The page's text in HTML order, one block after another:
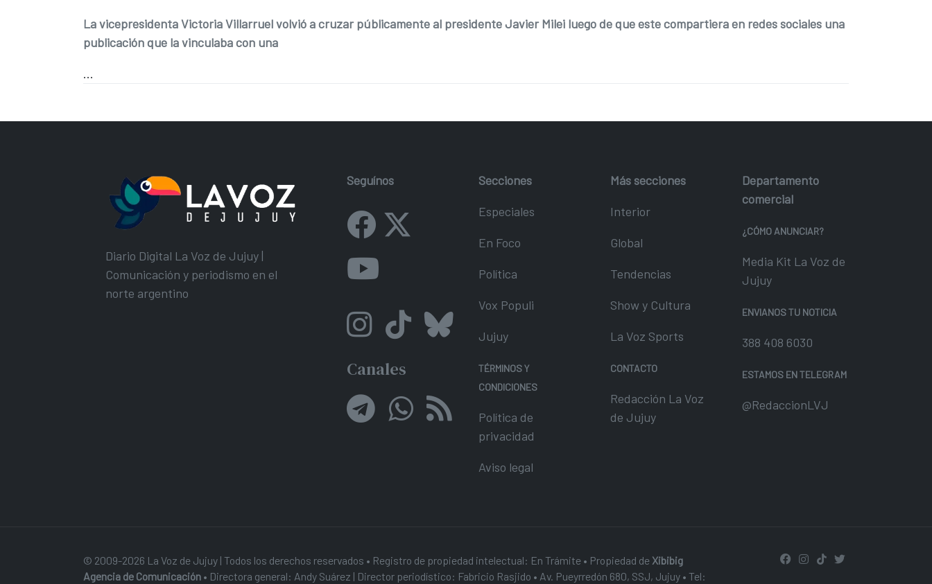
La vicepresidenta Victoria Villarruel volvió a cruzar públicamente al presidente Javier Milei luego de que este compartiera en redes sociales una
publicación que la vinculaba con una
...
Diario Digital La Voz de Jujuy |
Comunicación y periodismo en el
norte argentino
Seguínos
Canales
Secciones
Especiales
En Foco
Política
Vox Populi
Jujuy
TÉRMINOS Y
CONDICIONES
Política de
privacidad
Aviso legal
Más secciones
Interior
Global
Tendencias
Show y Cultura
La Voz Sports
CONTACTO
Redacción La Voz
de Jujuy
Departamento
comercial
¿CÓMO ANUNCIAR?
Media Kit La Voz de
Jujuy
ENVIANOS TU NOTICIA
388 408 6030
ESTAMOS EN TELEGRAM
@RedaccionLVJ
© 2009-2026 La Voz de Jujuy | Todos los derechos reservados • Registro de propiedad intelectual: En Trámite • Propiedad de Xibibig
Agencia de Comunicación • Directora general: Andy Suárez | Director periodístico: Fabricio Rasjido • Av. Pueyrredón 680, SSJ, Jujuy • Tel: